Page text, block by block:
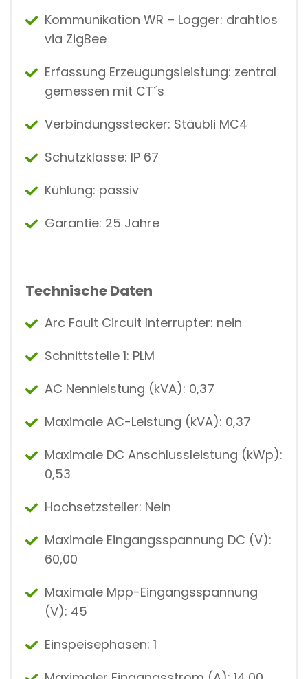
Kommunikation WR – Logger: drahtlos
via ZigBee
Erfassung Erzeugungsleistung: zentral
gemessen mit CT´s
Verbindungsstecker: Stäubli MC4
Schutzklasse: IP 67
Kühlung: passiv
Garantie: 25 Jahre
Technische Daten
Arc Fault Circuit Interrupter: nein
Schnittstelle 1: PLM
AC Nennleistung (kVA): 0,37
Maximale AC-Leistung (kVA): 0,37
Maximale DC Anschlussleistung (kWp):
0,53
Hochsetzsteller: Nein
Maximale Eingangsspannung DC (V):
60,00
Maximale Mpp-Eingangsspannung
(V): 45
Einspeisephasen: 1